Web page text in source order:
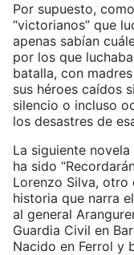
Por supuesto,
“victorianos” que
apenas sabían
por los que
batalla, con
sus héroes caídos
silencio o incluso
los desastres de
La siguiente
ha sido
Lorenzo Silva, otro
historia que narra
al general
Guardia Civil en
Nacido en Ferrol y